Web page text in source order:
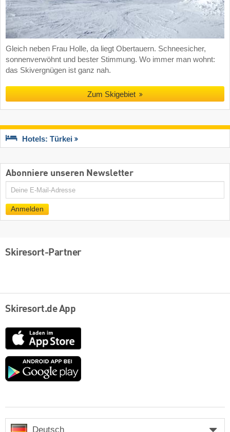
Gleich neben Frau Holle, da liegt Obertauern. Schneesicher,
sonnenverwöhnt und bester Stimmung. Wo immer man wohnt:
das Skivergnügen ist ganz nah.
Zum Skigebiet
Hotels: Türkei
Abonniere unseren Newsletter
E-
Anmelden
Skiresort-Partner
Skiresort.de App
App
Store
Google
Deutsch